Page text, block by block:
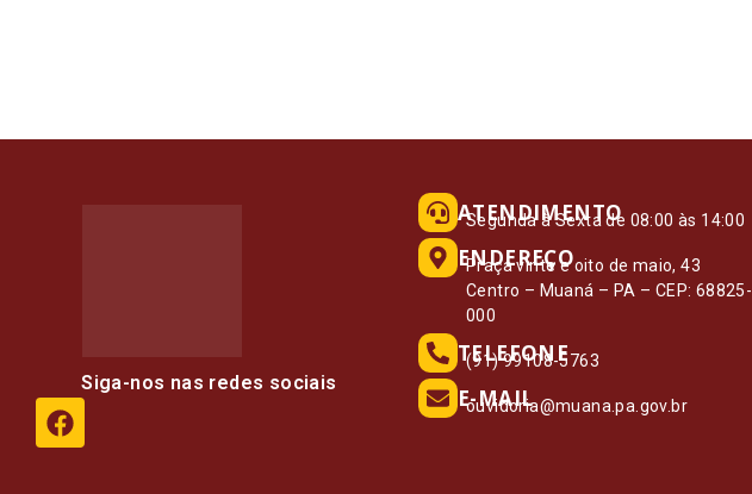
Siga-nos nas redes sociais
ATENDIMENTO
Segunda à Sexta de 08:00 às 14:00
ENDEREÇO
Praça vinte e oito de maio, 43
Centro – Muaná – PA – CEP: 68825-
000
TELEFONE
(91) 99108-5763
E-MAIL
ouvidoria@muana.pa.gov.br